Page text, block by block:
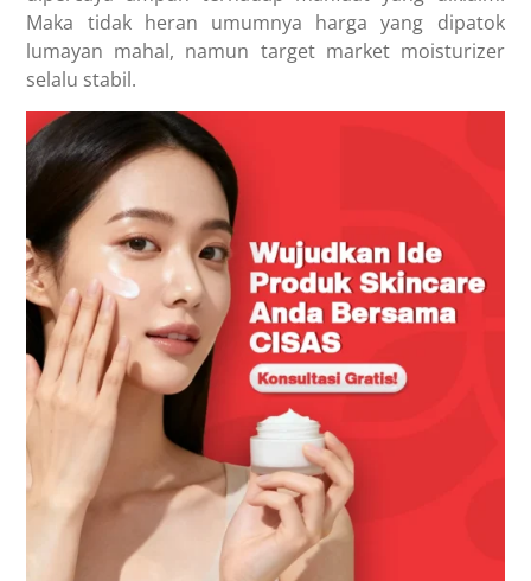
Maka tidak heran umumnya harga yang dipatok
lumayan mahal, namun target market moisturizer
selalu stabil.